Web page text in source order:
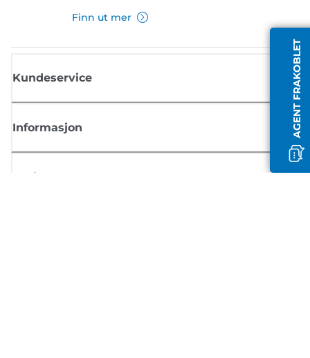
AGENT FRAKOBLET
Finn ut mer
Kundeservice
Informasjon
Butikk